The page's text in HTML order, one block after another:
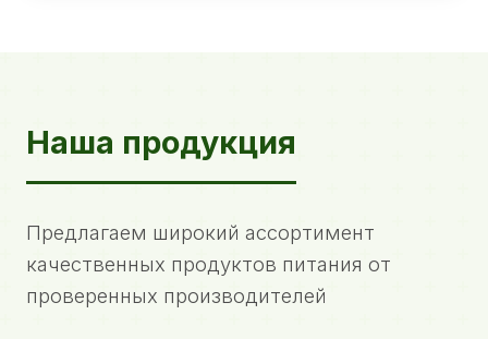
Наша продукция
Предлагаем широкий ассортимент
качественных продуктов питания от
проверенных производителей